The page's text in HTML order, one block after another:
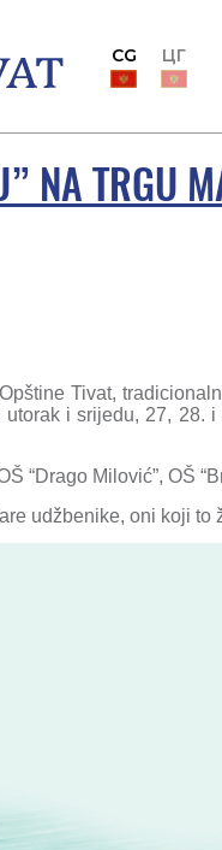
CG ЦГ
NA TRGU
Tivat,
i srijedu, 27,
“Drago Milović”, OŠ
udžbenike, oni koji